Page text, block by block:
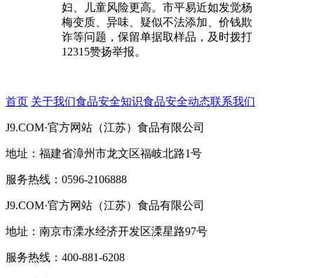
妇、儿童风险更高。市平易近如发觉杨
梅变质、异味、疑似不法添加、价钱欺
诈等问题，保留单据取样品，及时拨打
12315赞扬举报。
首页 关于我们食品安全知识食品安全动态联系我们
J9.COM·官方网站（江苏）食品有限公司
地址：福建省漳州市龙文区福岐北路1号
服务热线：0596-2106888
J9.COM·官方网站（江苏）食品有限公司
地址：南京市溧水经济开发区溧星路97号
服务热线：400-881-6208